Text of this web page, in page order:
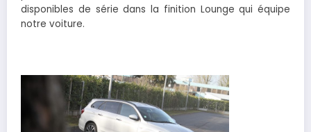
disponibles de série dans la finition Lounge qui équipe
notre voiture.